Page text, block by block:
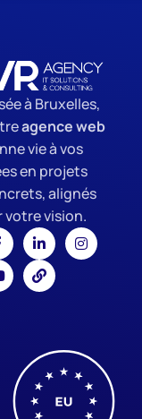
à Bruxelles,
agence web
vie à vos
en projets
alignés
votre vision.